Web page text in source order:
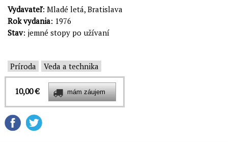
Vydavateľ: Mladé letá, Bratislava
Rok vydania: 1976
Stav: jemné stopy po užívaní
Príroda Veda a technika
10,00 €